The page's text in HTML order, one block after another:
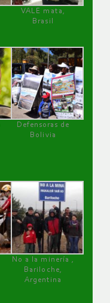
VALE mata,
Brasil
Defensoras de
Bolivia
No a la minería ,
Bariloche,
Argentina